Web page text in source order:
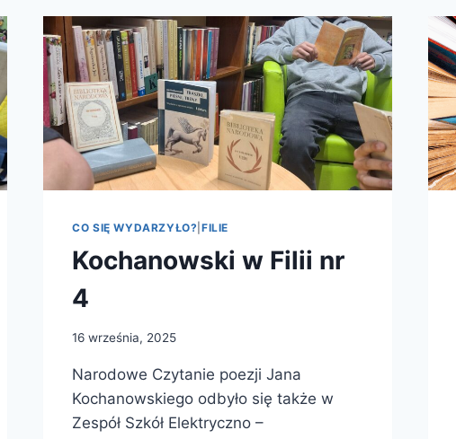
DROGĄ
CO SIĘ WYDARZYŁO? |FILIE
Kochanowski w Filii nr
4
16 września, 2025
Narodowe Czytanie poezji Jana
Kochanowskiego odbyło się także w
Zespół Szkół Elektryczno –